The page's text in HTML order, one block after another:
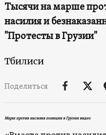
Тысячи на марше
насилия и
"Протесты в Грузии"
Тбилиси
Поделиться
Марш против насилия полиции в Грузии видео